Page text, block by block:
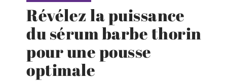
Révélez la puissance
du sérum barbe thorin
pour une pousse
optimale